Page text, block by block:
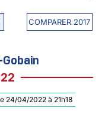
COMPARER 2017
24/04/2022 à 21h18